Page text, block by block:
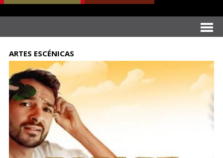
ARTES ESCÉNICAS